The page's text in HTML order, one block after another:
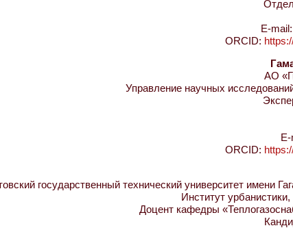
E-
ORCID:
АО
Управление научных
ORCID:
государственный технический университет имени
Институт
Доцент кафедры